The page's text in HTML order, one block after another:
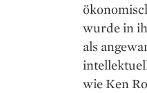
wurde in
als
wie Ken